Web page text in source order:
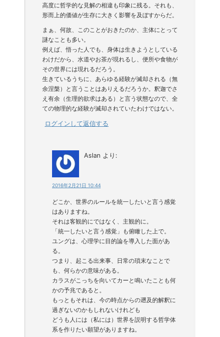
高度に哲学的な見解の相違も印象に残る。それも、
形而上的価値が生存に大きく影響を及ぼすからだ。
まぁ、何故、このことがおきたのか、主体にとって
謎なことも多い。
例えば、悟った人でも、身体は生きようとしている
わけだから、水道やお茶が現れるし、便所や食物が
その世界には現れるだろう。
生きているうちに、あらゆる経験が滅却される（無
余涅槃）と言うことはありえるだろうか。釈迦でさ
え有余（生理的欲求はある）と言う状態なので、全
ての物理的な経験が滅却されていたわけではない。
ログインして返信する
Aslan より:
2016年2月21日 10:44
どこか、世界のルールを統一したいと言う感覚
はありますね。
それは客観的にではなく、主観的に。
「統一したいと言う感覚」も俯瞰した上で。
ユングは、心理学に目的論を導入した面があ
る。
つまり、起こる出来事、日常の瑣末なことで
も、何らかの意味がある。
カラスがこっちを向いてカーと鳴いたことも何
かの予兆であると。
もっともそれは、今の時点からの遡及的解釈に
過ぎないのかもしれないけれども
どうも人には（私には）世界を説明する哲学体
系を作りたい願望がありますね。